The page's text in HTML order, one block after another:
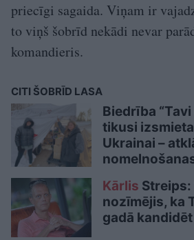
priecīgi sagaida. Viņam ir
to viņš šobrīd nekādi nevar
komandieris.
CITI ŠOBRĪD LASA
Biedrība
tikusi
Ukrainai –
Kārlis Streips:
nozīmējis, ka
gadā